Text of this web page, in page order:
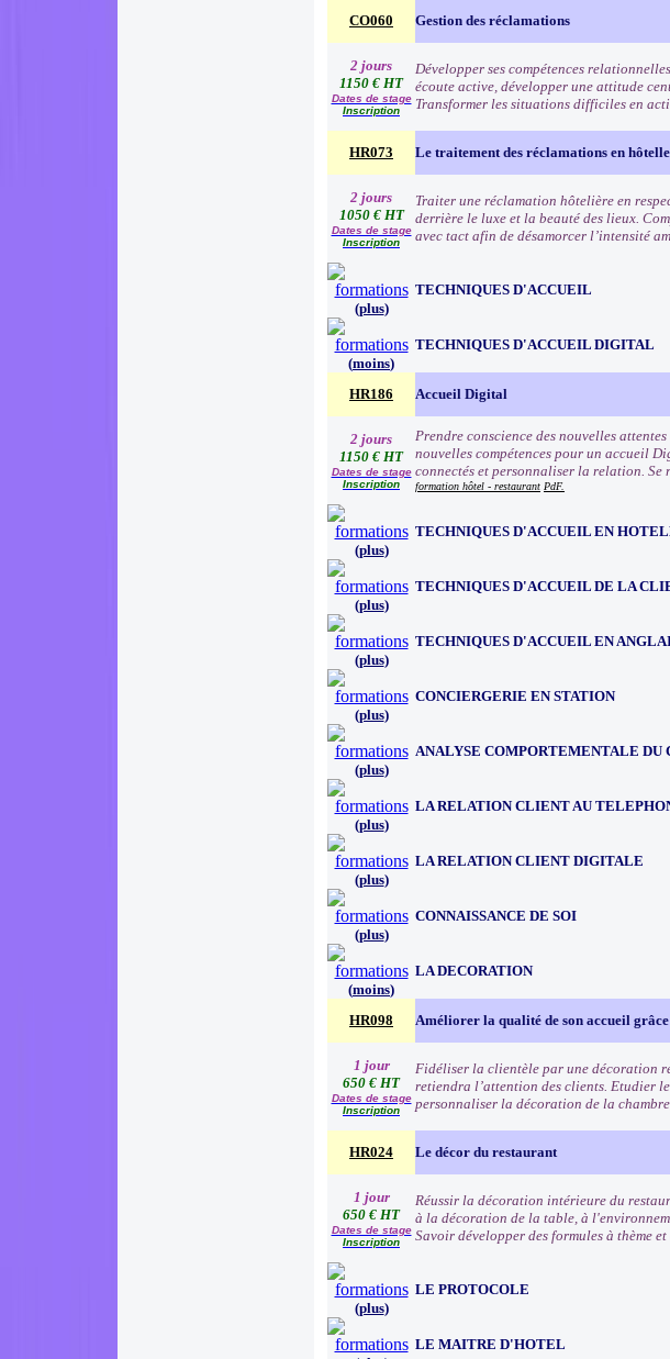
CO060 Gestion des réclamations
2 jours
1150 € HT
Dates de stage
Inscription
Développer ses compétences
écoute active, développer une attitude
Transformer les situations difficiles en
HR073 Le traitement des réclamations en
2 jours
1050 € HT
Dates de stage
Inscription
Traiter une réclamation hôtelière en
derrière le luxe et la beauté des lieux.
avec tact afin de désamorcer l’intensité
(plus)
TECHNIQUES D'ACCUEIL
(moins)
TECHNIQUES D'ACCUEIL DIGITAL
HR186 Accueil Digital
2 jours
1150 € HT
Dates de stage
Inscription
Prendre conscience des nouvelles
nouvelles compétences pour un accueil
connectés et personnaliser la relation.
formation hôtel - restaurant PdF.
(plus)
TECHNIQUES D'ACCUEIL EN
(plus)
TECHNIQUES D'ACCUEIL DE LA
(plus)
TECHNIQUES D'ACCUEIL EN
(plus)
CONCIERGERIE EN STATION
(plus)
ANALYSE COMPORTEMENTALE DU
(plus)
LA RELATION CLIENT AU
(plus)
LA RELATION CLIENT DIGITALE
(plus)
CONNAISSANCE DE SOI
(moins)
LA DECORATION
HR098 Améliorer la qualité de son accueil
1 jour
650 € HT
Dates de stage
Inscription
Fidéliser la clientèle par une décoration
retiendra l’attention des clients. Etudier
personnaliser la décoration de la
HR024 Le décor du restaurant
1 jour
650 € HT
Dates de stage
Inscription
Réussir la décoration intérieure du
à la décoration de la table, à
Savoir développer des formules à thème et
(plus)
LE PROTOCOLE
LE MAITRE D'HOTEL